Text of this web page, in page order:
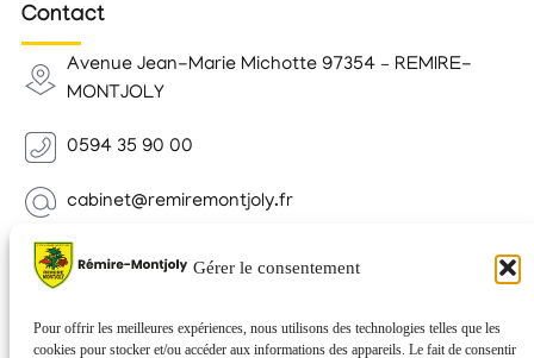
Gérer le consentement
Pour offrir les meilleures expériences, nous utilisons des technologies telles que les
cookies pour stocker et/ou accéder aux informations des appareils. Le fait de consentir
Contact
Avenue Jean-Marie Michotte 97354 – REMIRE-
MONTJOLY
0594 35 90 00
cabinet@remiremontjoly.fr
Newsletter
nouvelles de votre commune.